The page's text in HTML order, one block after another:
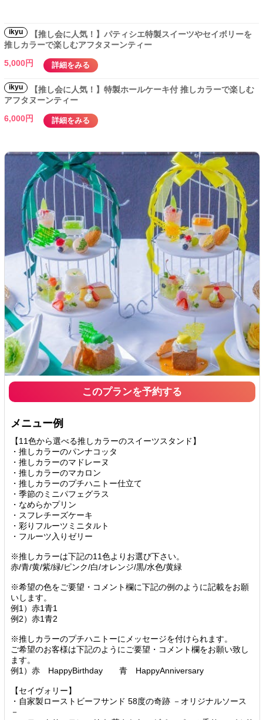
ikyu
【推し会に人気！】パティシエ特製スイーツやセイボリーを
推しカラーで楽しむアフタヌーンティー
5,000円
詳細をみる
ikyu
【推し会に人気！】特製ホールケーキ付 推しカラーで楽しむ
アフタヌーンティー
6,000円
詳細をみる
このプランを予約する
メニュー例
【11色から選べる推しカラーのスイーツスタンド】
・推しカラーのパンナコッタ
・推しカラーのマドレーヌ
・推しカラーのマカロン
・推しカラーのプチハニトー仕立て
・季節のミニパフェグラス
・なめらかプリン
・スフレチーズケーキ
・彩りフルーツミニタルト
・フルーツ入りゼリー
※推しカラーは下記の11色よりお選び下さい。
赤/青/黄/紫/緑/ピンク/白/オレンジ/黒/水色/黄緑
※希望の色をご要望・コメント欄に下記の例のように記載をお願
いします。
例1）赤1青1
例2）赤1青2
※推しカラーのプチハニトーにメッセージを付けられます。
ご希望のお客様は下記のようにご要望・コメント欄をお願い致し
ます。
例1）赤 HappyBirthday 青 HappyAnniversary
【セイヴォリー】
・自家製ローストビーフサンド 58度の奇跡 －オリジナルソース
－